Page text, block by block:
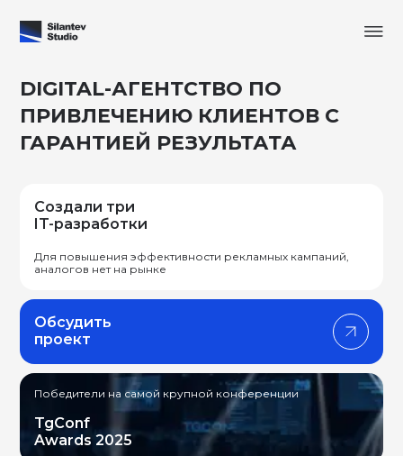
DIGITAL-АГЕНТСТВО ПО
ПРИВЛЕЧЕНИЮ КЛИЕНТОВ С
ГАРАНТИЕЙ РЕЗУЛЬТАТА
Создали три
IT-разработки
Для повышения эффективности рекламных кампаний,
аналогов нет на рынке
Обсудить
проект
Победители на самой крупной конференции
TgConf
Awards 2025